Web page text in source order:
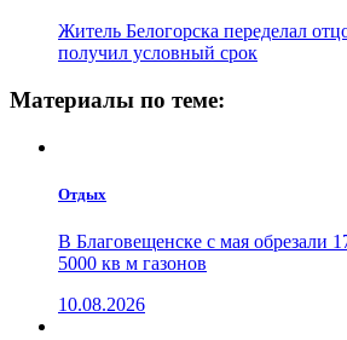
Житель Белогорска переделал
получил условный срок
Материалы по теме:
Отдых
В Благовещенске с мая обрезали
5000 кв м газонов
10.08.2026